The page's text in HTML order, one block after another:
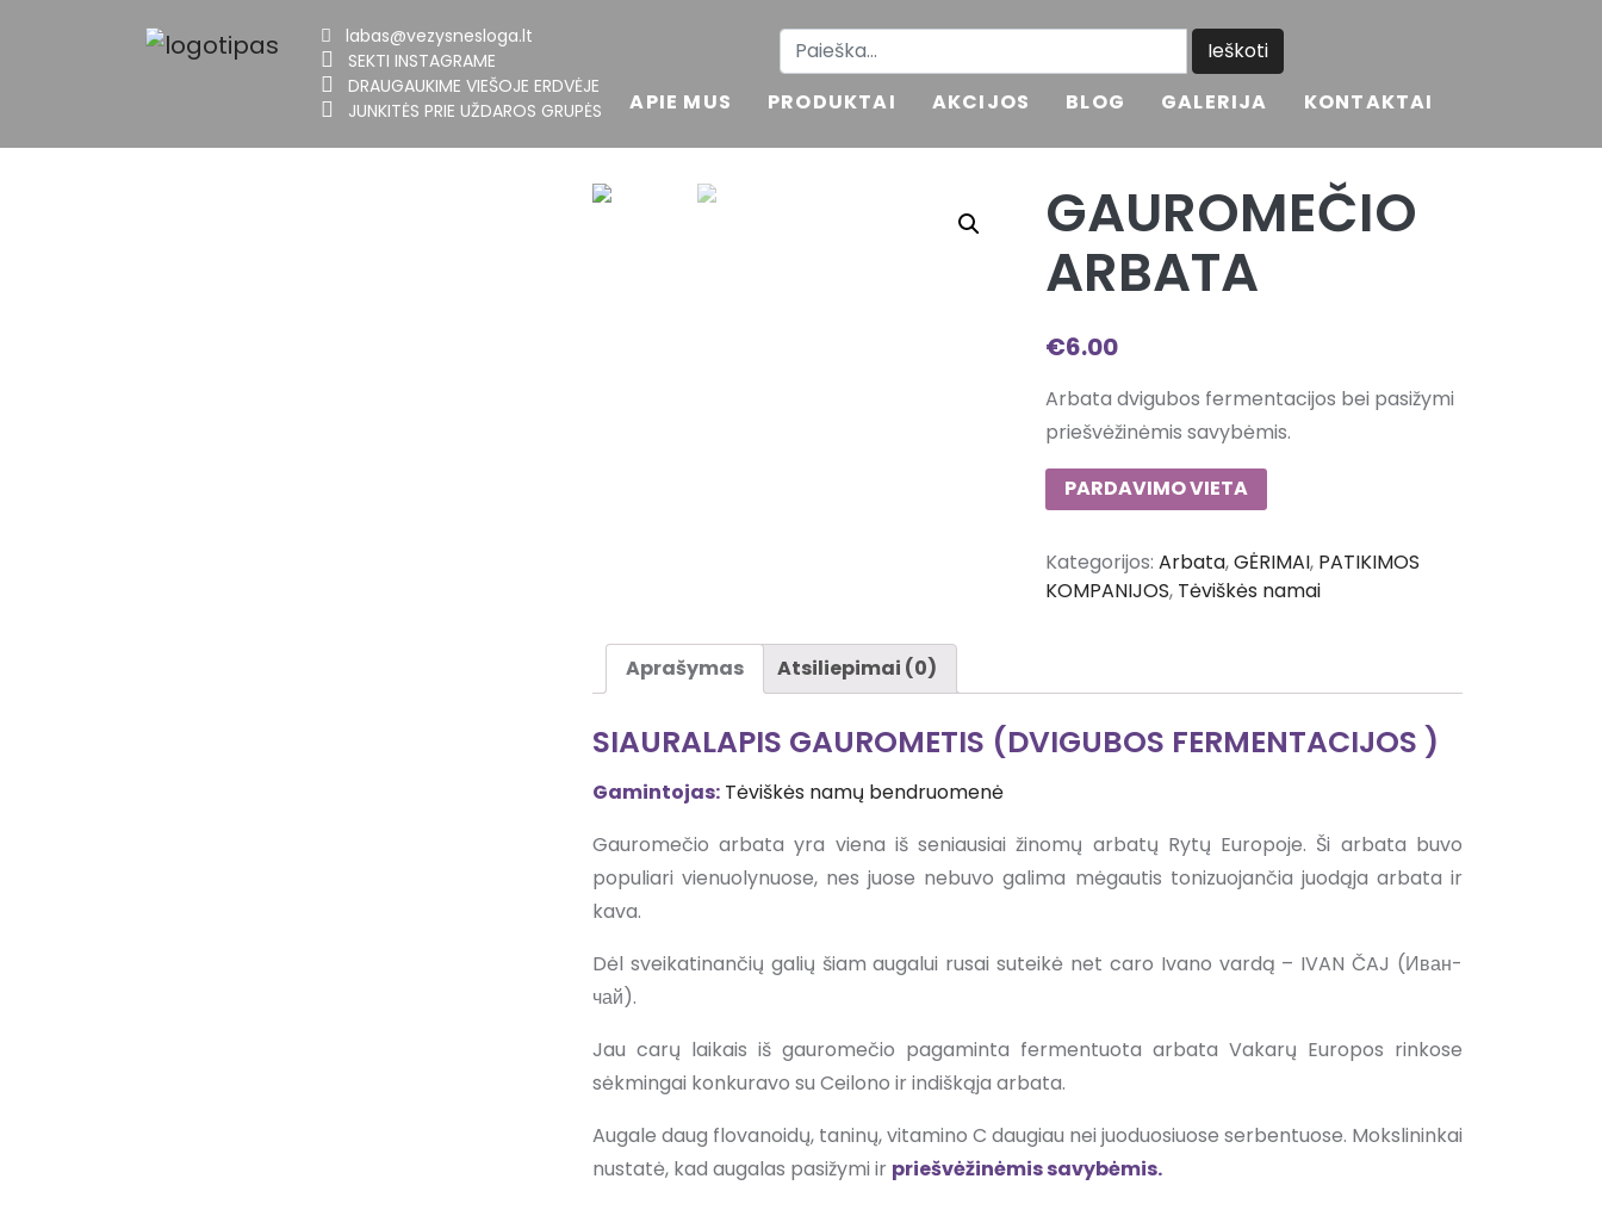
labas@vezysnesloga.lt
SEKTI INSTAGRAME
DRAUGAUKIME VIEŠOJE ERDVĖJE
JUNKITĖS PRIE UŽDAROS GRUPĖS
APIE MUS PRODUKTAI AKCIJOS BLOG GALERIJA KONTAKTAI
GAUROMEČIO
ARBATA
€6.00
Arbata dvigubos fermentacijos bei pasižymi
priešvėžinėmis savybėmis.
PARDAVIMO VIETA
Kategorijos: Arbata,GĖRIMAI, PATIKIMOS
KOMPANIJOS, Tėviškės namai
Aprašymas Atsiliepimai (0)
SIAURALAPIS GAUROMETIS (DVIGUBOS FERMENTACIJOS )
Gamintojas: Tėviškės namų bendruomenė
Gauromečio arbata yra viena iš seniausiai žinomų arbatų Rytų Europoje. Ši arbata buvo
populiari vienuolynuose, nes juose nebuvo galima mėgautis tonizuojančia juodąja arbata ir
kava.
Dėl sveikatinančių galių šiam augalui rusai suteikė net caro Ivano vardą – IVAN ČAJ (Иван-
чай).
Jau carų laikais iš gauromečio pagaminta fermentuota arbata Vakarų Europos rinkose
sėkmingai konkuravo su Ceilono ir indiškąja arbata.
Augale daug flovanoidų, taninų, vitamino C daugiau nei juoduosiuose serbentuose. Mokslininkai
nustatė, kad augalas pasižymi ir priešvėžinėmis savybėmis.